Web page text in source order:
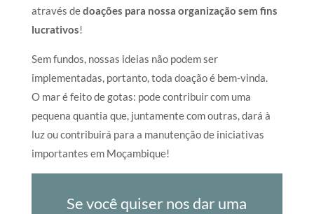
através dedoações para nossa organização sem fins
lucrativos!
Sem fundos, nossas ideias não podem ser
implementadas, portanto, toda doação é bem-vinda.
O mar é feito de gotas: pode contribuir com uma
pequena quantia que, juntamente com outras, dará à
luz ou contribuirá para a manutenção de iniciativas
importantes em Moçambique!
Se você quiser nos dar uma